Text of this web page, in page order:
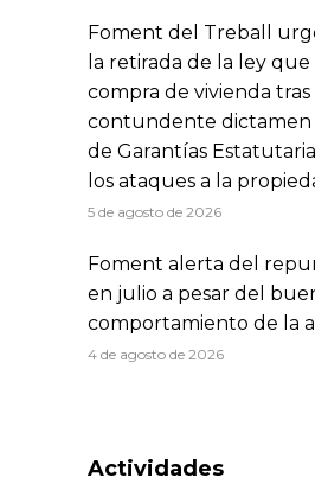
Foment del Treball
la retirada de la ley
compra de vivienda tras
contundente dictamen
de Garantías
los ataques a la
5 de agosto de 2026
Foment alerta del
en julio a pesar del
comportamiento de la
4 de agosto de 2026
Actividades